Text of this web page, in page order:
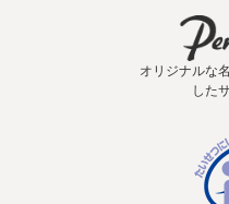
オリジナルな
した